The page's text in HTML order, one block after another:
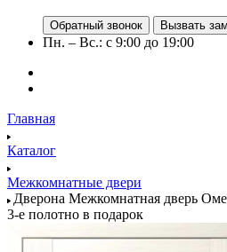
Обратный звонок Вызвать
Пн. – Вс.: с 9:00 до 19:00
Главная
Каталог
Межкомнатные двери
Дверона Межкомнатная дверь
3-е полотно в подарок